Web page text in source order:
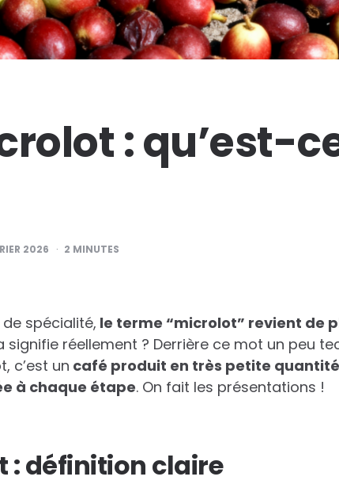
: qu’est-
2026 2 MINUTES
spécialité, le terme “microlot” revient de
signifie réellement ? Derrière ce mot un peu
c’est un café produit en très petite
à chaque étape. On fait les présentations !
: définition claire